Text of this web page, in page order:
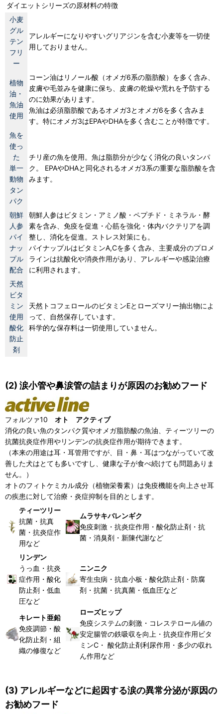
ダイエットシリーズの原材料の特徴
小麦
グル
テン
フリ
ー
アレルギーになりやすいグリアジンを含む小麦等を一切使
用しておりません。
植物
油・
魚油
使用
コーン油はリノール酸（オメガ6系の脂肪酸）を多く含み、
皮膚や毛並みを健康に保ち、皮膚の乾燥や荒れを予防する
のに効果があります。
魚油は必須脂肪酸であるオメガ3とオメガ6を多く含みま
す。特にオメガ3はEPAやDHAを多く含むことが特徴です。
魚を
使っ
た
単一
動物
タン
パク
チリ産の魚を使用。魚は脂肪分が少なく消化の良いタンパ
ク。 EPAやDHAと同化されるオメガ3系の重要な脂肪酸を含
みます。
朝鮮
人参
パイ
ナッ
プル
配合
朝鮮人参はビタミン・アミノ酸・ペプチド・ミネラル・酵
素を含み、免疫を促進・心筋を強化・体内バクテリアを調
整し、消化を促進。ストレス対策にも。
パイナップルはビタミンA,Cを多く含み、主要成分のプロメ
ラインは抗酸化や消炎作用があり、アレルギーや感染治療
に利用されます。
天然
ビタ
ミン
使用
酸化
防止
剤
天然トコフェロールのビタミンEとローズマリー抽出物によ
って、自然保存しています。
科学的な保存料は一切使用していません。
(2) 涙小管や鼻涙管の詰まりが原因のお勧めフード
フォルツァ10 オト アクティブ
消化の良い魚のタンパク質やオメガ脂肪酸の魚油、ティーツリーの
抗菌抗炎症作用やリンデンの抗炎症作用が期待できます。
（本来の用途は耳・耳管用ですが、目・鼻・耳はつながっていて改
善した犬はとても多いですし、健康な子が食べ続けても問題ありま
せん。）
オトのフィトケミカル成分（植物栄養素）は免疫機能を向上させ耳
の疾患に対して治療・炎症抑制を目的とします。
ティーツリー
抗菌・抗真
菌・抗炎症作
用など
ムラサキバレンギク
免疫刺激・抗炎症作用・酸化防止剤・抗
菌・消臭剤・新陳代謝など
リンデン
うっ血・抗炎
症作用・酸化
防止剤・低血
圧など
ニンニク
寄生虫病・抗血小板・酸化防止剤・防腐
剤・抗菌・抗真菌・低血圧など
キレート亜鉛
免疫調節・酸
化防止剤・組
織の修復など
ローズヒップ
免疫システムの刺激・コレステロール値の
安定腸管の鉄吸収を向上・抗炎症作用ビタ
ミンC・ 酸化防止剤利尿作用・多少の収れ
ん作用など
(3) アレルギーなどに起因する涙の異常分泌が原因の
お勧めフード